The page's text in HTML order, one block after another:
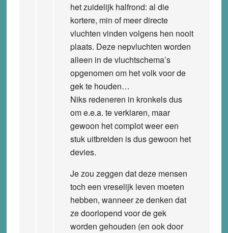
het zuidelijk halfrond: al die
kortere, min of meer directe
vluchten vinden volgens hen nooit
plaats. Deze nepvluchten worden
alleen in de vluchtschema’s
opgenomen om het volk voor de
gek te houden…
Niks redeneren in kronkels dus
om e.e.a. te verklaren, maar
gewoon het complot weer een
stuk uitbreiden is dus gewoon het
devies.
Je zou zeggen dat deze mensen
toch een vreselijk leven moeten
hebben, wanneer ze denken dat
ze doorlopend voor de gek
worden gehouden (en ook door